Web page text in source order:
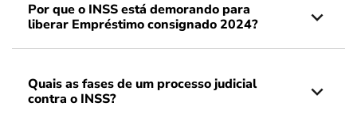
Por que o INSS está demorando para
liberar Empréstimo consignado 2024?
Quais as fases de um processo judicial
contra o INSS?